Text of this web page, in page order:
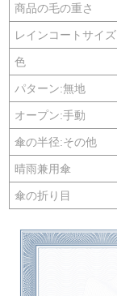
商品の毛の重さ
レインコートサイズ
色
パターン:無地
オープン:手動
傘の半径:その他
晴雨兼用傘
傘の折り目